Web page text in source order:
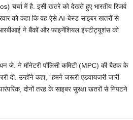
चर्चा में है. इसी खतरे को देखते हुए भारतीय रिजर्व
को कहा कि वह ऐसे AI-बेस्ड साइबर खतरों से
ने बैंकों और फाइनेंशियल इंस्टीट्यूशंस को
जे. ने मॉनेटरी पॉलिसी कमिटी (MPC) की बैठक के
दी. उन्होंने कहा, “हमने जरूरी एडवायजरी जारी
दोनों तरह के साइबर सुरक्षा खतरों से निपटने